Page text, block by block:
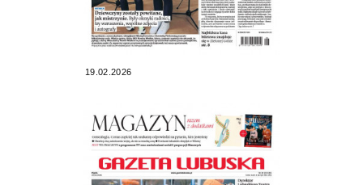
19.02.2026